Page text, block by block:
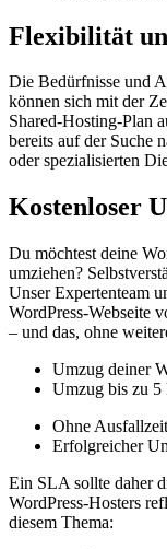
Flexibilität
Die Bedürfnisse und
können sich mit der
Shared-Hosting-Plan
bereits auf der Suche
oder spezialisierten
Kostenloser
Du möchtest deine
umziehen?
Unser Expertenteam
WordPress-Webseite
– und das, ohne
Umzug deiner
Umzug bis zu 5
Ohne
Erfolgreicher
Ein SLA sollte daher
WordPress-Hosters
diesem Thema: